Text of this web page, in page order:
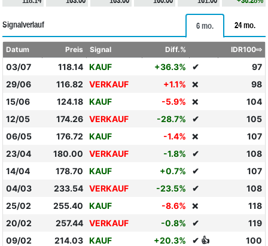
Signalverlauf 6 mo. 24 mo.
Datum Preis Signal Diff.% IDR100⇨
03/07 118.14 KAUF +36.3% ✔
97
29/06
116.82 VERKAUF +1.1% ❌
98
15/06
124.18 KAUF -5.9% ❌
104
12/05
174.26 VERKAUF -28.7% ✔
105
06/05
176.72 KAUF -1.4% ❌
107
23/04
180.00 VERKAUF -1.8% ✔
108
14/04
178.70 KAUF +0.7% ✔
107
04/03
233.54 VERKAUF -23.5% ✔
108
25/02
255.40 KAUF -8.6% ❌
118
20/02
257.44 VERKAUF -0.8% ✔
119
09/02
214.03 KAUF +20.3% ✔ 👍 100